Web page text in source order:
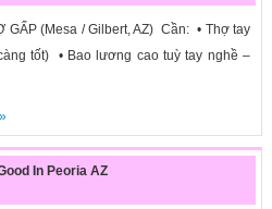
GẤP (Mesa / Gilbert, AZ) Cần: • Thợ tay
tốt) • Bao lương cao tuỳ tay nghề –
In Peoria AZ